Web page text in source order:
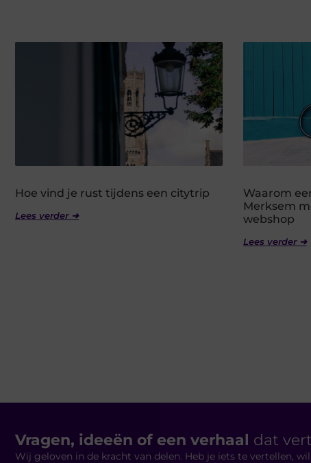
Hoe vind je rust tijdens een citytrip
Lees verder ➜
Waarom
Merksem
webshop
Lees verder ➜
Vragen, ideeën of een verhaal dat
Wij geloven in de kracht van delen. Heb je iets te vertellen,